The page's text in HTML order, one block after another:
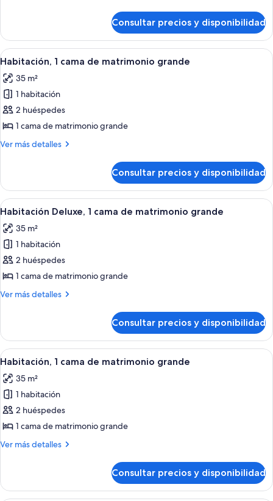
matrimonio
grande,
balcón
(Balcony)
ejecutiva,
cama
matrimonio
grande,
balcón
(Balcony)
Consultar precios y disponibilidad
Abrir
todas
las
fotos
de
Habitación,
1
matrimonio
grande
Una habitación de hotel con una
3
Habitación, 1 cama de matrimonio grande
35 m²
1 habitación
2 huéspedes
1 cama de matrimonio grande
Ver más detalles
Más
1
cama
de
grande
Consultar precios y disponibilidad
Abrir
todas
las
fotos
de
Habitación
Deluxe,
de
matrimonio
grande
Habitación Deluxe, 1 cama de
5
Habitación Deluxe, 1 cama de matrimonio grande
35 m²
1 habitación
2 huéspedes
1 cama de matrimonio grande
Ver más detalles
Más
Deluxe,
cama
matrimonio
grande
Consultar precios y disponibilidad
Abrir
todas
las
fotos
de
Habitación,
1
matrimonio
grande
Una habitación de hotel con una
4
Habitación, 1 cama de matrimonio grande
35 m²
1 habitación
2 huéspedes
1 cama de matrimonio grande
Ver más detalles
Más
1
cama
Consultar precios y disponibilidad